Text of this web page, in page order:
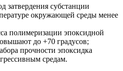
затвердения субстанции
окружающей среды менее
полимеризации эпоксидной
до +70 градусов;
прочности эпоксидка
средам.